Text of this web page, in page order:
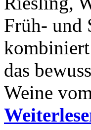
Früh- und
das
Weine